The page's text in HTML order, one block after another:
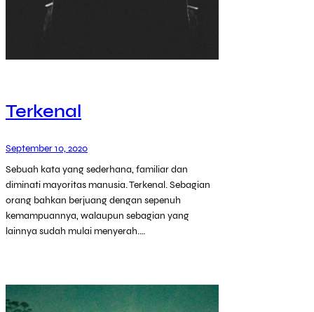
Terkenal
September 10, 2020
Sebuah kata yang sederhana, familiar dan
diminati mayoritas manusia. Terkenal. Sebagian
orang bahkan berjuang dengan sepenuh
kemampuannya, walaupun sebagian yang
lainnya sudah mulai menyerah.…